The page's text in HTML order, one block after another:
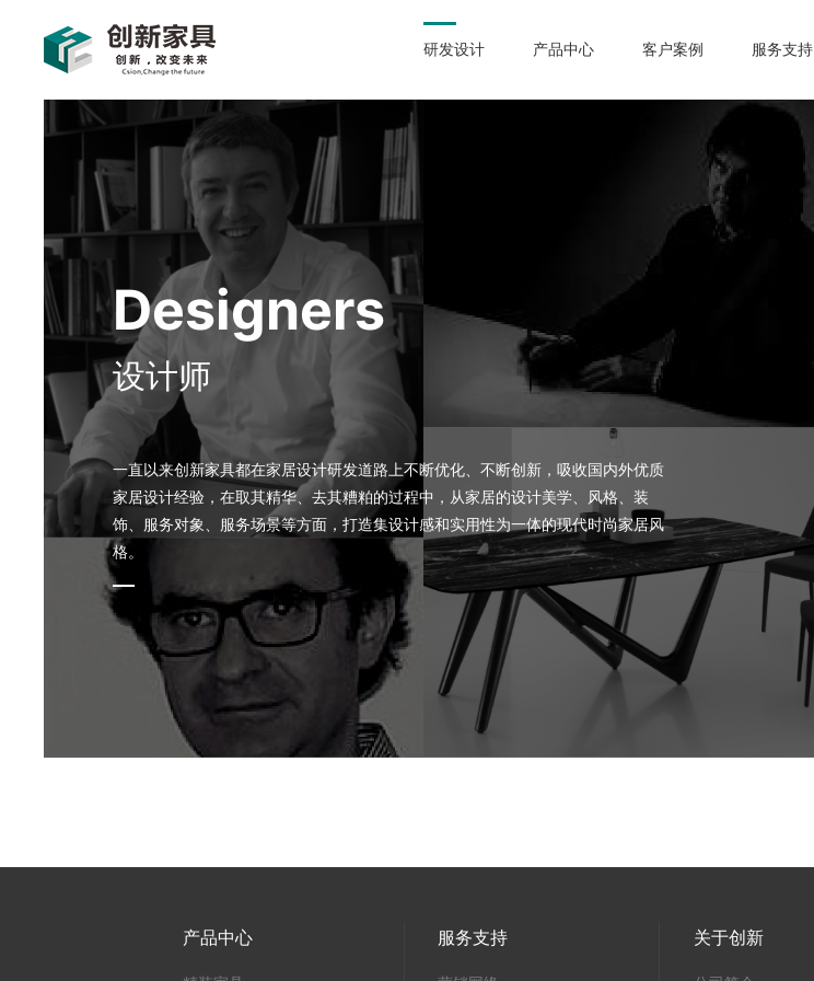
研发设计 产品中心 客户案例 服务支持
Designers
设计师
一直以来创新家具都在家居设计研发道路上不断优化、不断创新，吸收国内外优质
家居设计经验，在取其精华、去其糟粕的过程中，从家居的设计美学、风格、装
饰、服务对象、服务场景等方面，打造集设计感和实用性为一体的现代时尚家居风
格。
产品中心 服务支持 关于创新